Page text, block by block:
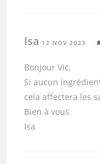
Isa 12 NOV 2023
Bonjour Vic,
Si aucun
cela affectera les
Bien à vous
Isa